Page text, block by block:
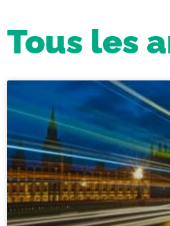
Tous les